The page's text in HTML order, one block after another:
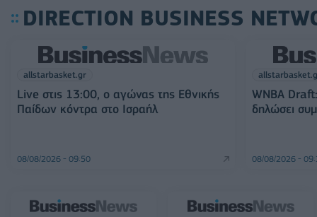
DIRECTION BUSINESS
allstarbasket.gr
Live στις 13:00, ο αγώνας της Εθνικής
Παίδων κόντρα στο Ισραήλ
08/08/2026 - 09:50
WNBA
δηλώσει
08/08/2026 -